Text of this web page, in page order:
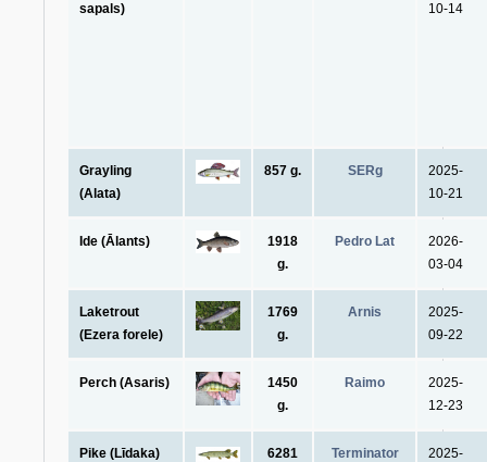
sapals)
10-14
Grayling
(Alata)
857 g. SERg
2025-
10-21
Ide (Ālants)
1918
g.
Pedro Lat
2026-
03-04
Laketrout
(Ezera forele)
1769
g.
Arnis
2025-
09-22
Perch (Asaris)
1450
g.
Raimo
2025-
12-23
Pike (Līdaka)
6281
Terminator
2025-